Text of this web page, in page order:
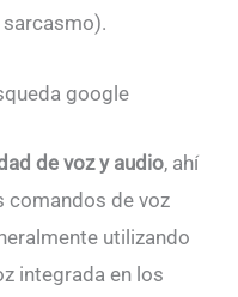
de voz y audio, ahí
comandos de voz
utilizando
integrada en los